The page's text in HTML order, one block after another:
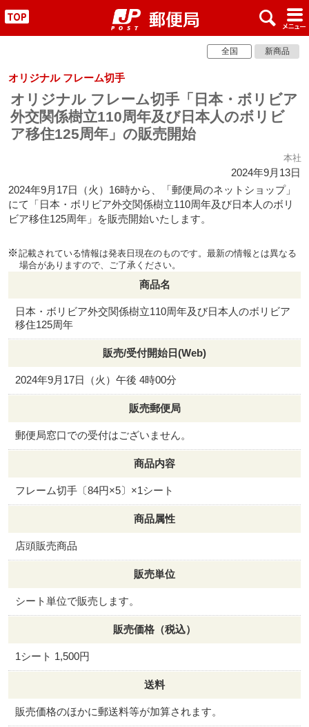
" x #
全国 新商品
オリジナル フレーム切手
オリジナル フレーム切手「日本・ボリビア
外交関係樹立110周年及び日本人のボリビ
ア移住125周年」の販売開始
本社
2024年9月13日
2024年9月17日（火）16時から、「郵便局のネットショップ」
にて「日本・ボリビア外交関係樹立110周年及び日本人のボリ
ビア移住125周年」を販売開始いたします。
記載されている情報は発表日現在のものです。最新の情報とは異なる
場合がありますので、ご了承ください。
商品名
日本・ボリビア外交関係樹立110周年及び日本人のボリビア
移住125周年
販売/受付開始日(Web)
2024年9月17日（火）午後 4時00分
販売郵便局
郵便局窓口での受付はございません。
商品内容
フレーム切手〔84円×5〕×1シート
商品属性
店頭販売商品
販売単位
シート単位で販売します。
販売価格（税込）
1シート 1,500円
送料
販売価格のほかに郵送料等が加算されます。